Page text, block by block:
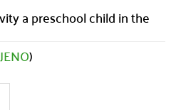
a preschool child in the
)